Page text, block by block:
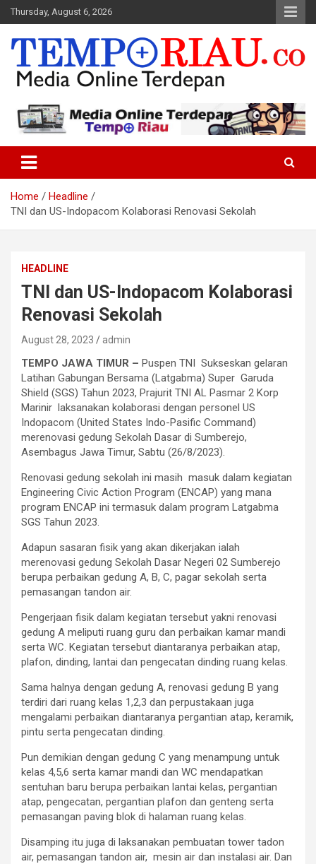
Skip
to
content
Thursday, August 6, 2026
Tempo Riau
Home
Headline
TNI dan US-Indopacom Kolaborasi Renovasi Sekolah
HEADLINE
TNI dan US-Indopacom Kolaborasi
Renovasi Sekolah
August 28, 2023 admin
TEMPO JAWA TIMUR – Puspen TNI Sukseskan gelaran
Latihan Gabungan Bersama (Latgabma) Super Garuda
Shield (SGS) Tahun 2023, Prajurit TNI AL Pasmar 2 Korp
Marinir laksanakan kolaborasi dengan personel US
Indopacom (United States Indo-Pasific Command)
merenovasi gedung Sekolah Dasar di Sumberejo,
Asembagus Jawa Timur, Sabtu (26/8/2023).
Renovasi gedung sekolah ini masih masuk dalam kegiatan
Engineering Civic Action Program (ENCAP) yang mana
program ENCAP ini termasuk dalam program Latgabma
SGS Tahun 2023.
Adapun sasaran fisik yang akan dikerjakan ialah
merenovasi gedung Sekolah Dasar Negeri 02 Sumberejo
berupa perbaikan gedung A, B, C, pagar sekolah serta
pemasangan tandon air.
Pengerjaan fisik dalam kegiatan tersebut yakni renovasi
gedung A meliputi ruang guru dan perbaikan kamar mandi
serta WC. Kegiatan tersebut diantaranya perbaikan atap,
plafon, dinding, lantai dan pengecatan dinding ruang kelas.
Sama halnya dengan gedung A, renovasi gedung B yang
terdiri dari ruang kelas 1,2,3 dan perpustakaan juga
mengalami perbaikan diantaranya pergantian atap, keramik,
pintu serta pengecatan dinding.
Pun demikian dengan gedung C yang menampung untuk
kelas 4,5,6 serta kamar mandi dan WC mendapatkan
sentuhan baru berupa perbaikan lantai kelas, pergantian
atap, pengecatan, pergantian plafon dan genteng serta
pemasangan paving blok di halaman ruang kelas.
Disamping itu juga di laksanakan pembuatan tower tadon
air, pemasangan tandon air, mesin air dan instalasi air. Dan